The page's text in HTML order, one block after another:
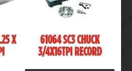
X
61064 SC3 CHUCK
3/4X16TPI RECORD